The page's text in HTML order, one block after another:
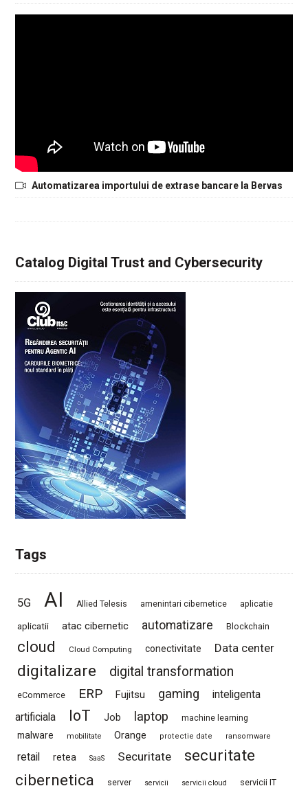
Automatizarea importului de extrase bancare la Bervas
Catalog Digital Trust and Cybersecurity
Tags
5G AI Allied Telesis amenintari cibernetice aplicatie
aplicatii atac cibernetic automatizare Blockchain
cloud Cloud Computing conectivitate Data center
digitalizare digital transformation
eCommerce ERP Fujitsu gaming
inteligenta
artificiala
IoT Job laptop machine learning
malware mobilitate Orange protectie date ransomware
retail retea SaaS Securitate
securitate
cibernetica
server servicii servicii cloud servicii IT